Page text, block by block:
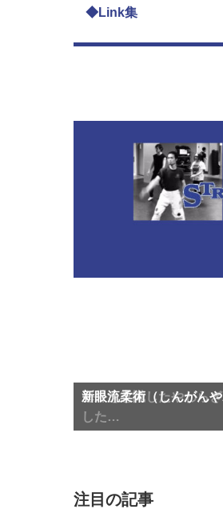
◆Link集
海外を意識したやわら
した…
新眼流柔術（しんがん
海外を意識したやわら
した…
新眼流柔術（しんがん
注目の記事